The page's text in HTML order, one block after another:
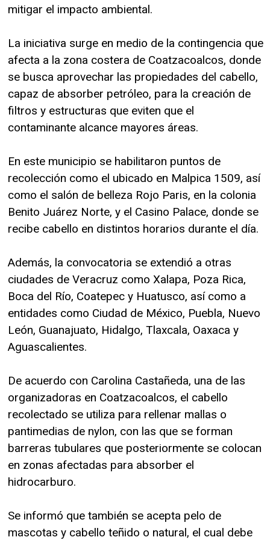
mitigar el impacto ambiental.
La iniciativa surge en medio de la contingencia que
afecta a la zona costera de Coatzacoalcos, donde
se busca aprovechar las propiedades del cabello,
capaz de absorber petróleo, para la creación de
filtros y estructuras que eviten que el
contaminante alcance mayores áreas.
En este municipio se habilitaron puntos de
recolección como el ubicado en Malpica 1509, así
como el salón de belleza Rojo Paris, en la colonia
Benito Juárez Norte, y el Casino Palace, donde se
recibe cabello en distintos horarios durante el día.
Además, la convocatoria se extendió a otras
ciudades de Veracruz como Xalapa, Poza Rica,
Boca del Río, Coatepec y Huatusco, así como a
entidades como Ciudad de México, Puebla, Nuevo
León, Guanajuato, Hidalgo, Tlaxcala, Oaxaca y
Aguascalientes.
De acuerdo con Carolina Castañeda, una de las
organizadoras en Coatzacoalcos, el cabello
recolectado se utiliza para rellenar mallas o
pantimedias de nylon, con las que se forman
barreras tubulares que posteriormente se colocan
en zonas afectadas para absorber el
hidrocarburo.
Se informó que también se acepta pelo de
mascotas y cabello teñido o natural, el cual debe